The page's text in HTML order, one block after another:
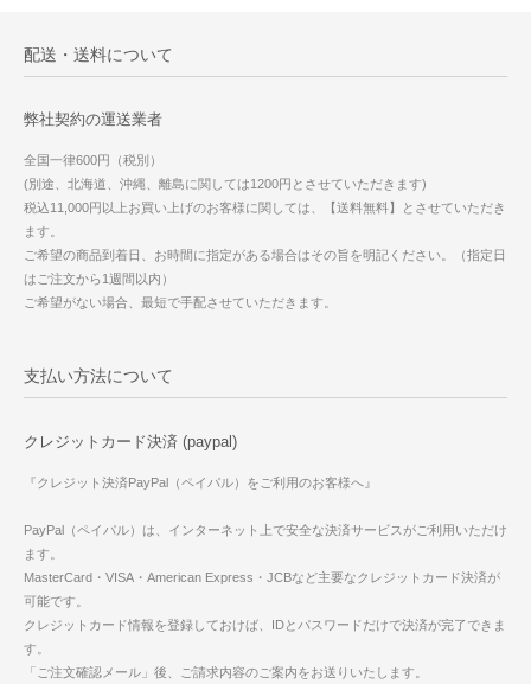
配送・送料について
弊社契約の運送業者
全国一律600円（税別）
(別途、北海道、沖縄、離島に関しては1200円とさせていただきます)
税込11,000円以上お買い上げのお客様に関しては、【送料無料】とさせていただき
ます。
ご希望の商品到着日、お時間に指定がある場合はその旨を明記ください。（指定日
はご注文から1週間以内）
ご希望がない場合、最短で手配させていただきます。
支払い方法について
クレジットカード決済 (paypal)
『クレジット決済PayPal（ペイパル）をご利用のお客様へ』
PayPal（ペイパル）は、インターネット上で安全な決済サービスがご利用いただけ
ます。
MasterCard・VISA・American Express・JCBなど主要なクレジットカード決済が
可能です。
クレジットカード情報を登録しておけば、IDとパスワードだけで決済が完了できま
す。
「ご注文確認メール」後、ご請求内容のご案内をお送りいたします。